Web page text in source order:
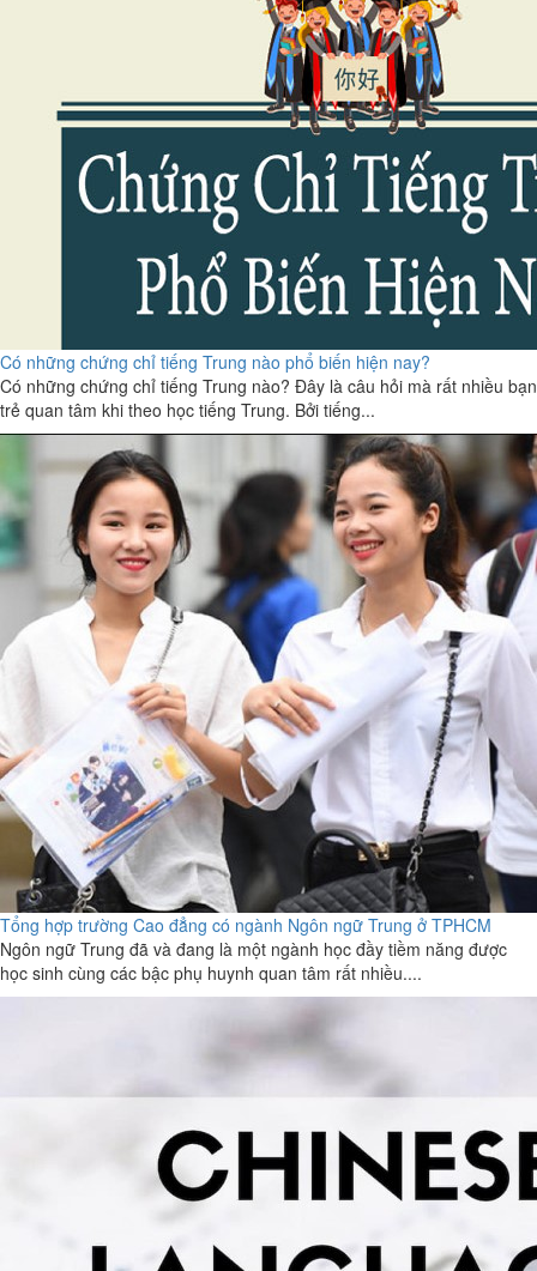
Có những chứng chỉ tiếng Trung nào phổ biến hiện nay?
Có những chứng chỉ tiếng Trung nào? Đây là câu hỏi mà rất nhiều bạn
trẻ quan tâm khi theo học tiếng Trung. Bởi tiếng...
Tổng hợp trường Cao đẳng có ngành Ngôn ngữ Trung ở TPHCM
Ngôn ngữ Trung đã và đang là một ngành học đầy tiềm năng được
học sinh cùng các bậc phụ huynh quan tâm rất nhiều....